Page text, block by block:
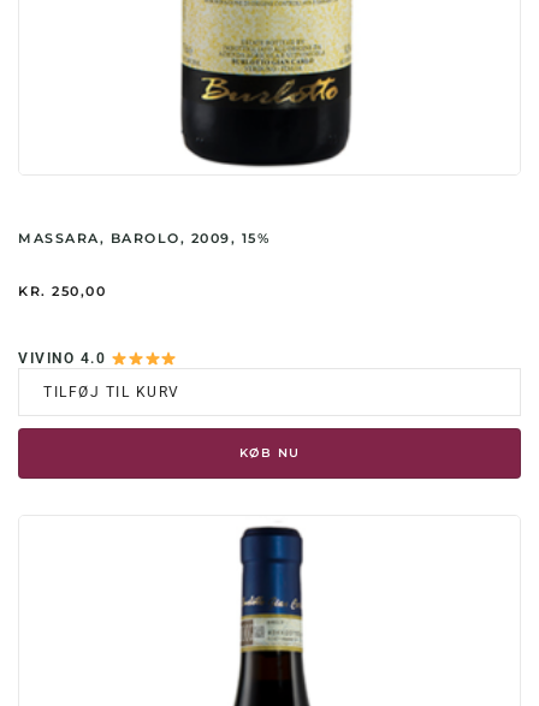
MASSARA, BAROLO, 2009, 15%
KR. 250,00
VIVINO 4.0
TILFØJ TIL KURV
KØB NU